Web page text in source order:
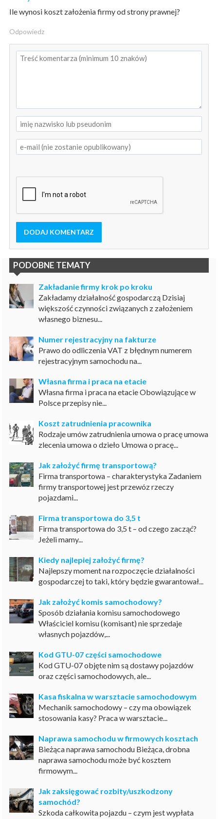
Ile wynosi koszt założenia firmy od strony prawnej?
Odpowiedz
DODAJ KOMENTARZ
PODOBNE TEMATY
Zakładanie firmy krok po kroku
Zakładamy działalność gospodarczą Dzisiaj
większość czynności związanych z założeniem
własnego biznesu...
Numer rejestracyjny na fakturze
Prawo do odliczenia VAT z błędnym numerem
rejestracyjnym samochodu na...
Własna firma i praca na etacie
Własna firma i praca na etacie Obowiązujące w
Polsce przepisy nie...
Koszt zatrudnienia pracownika
Rodzaje umów zatrudnienia umowa o pracę umowa
zlecenia umowa o dzieło Umowa o pracę...
Jak założyć firmę transportową?
Firma transportowa – charakterystyka Zadaniem
firmy transportowej jest przewóz rzeczy
pojazdami...
Firma transportowa do 3,5 t
Firma transportowa do 3,5 t – od czego zacząć?
Jeżeli mamy...
Kiedy najlepiej założyć firmę?
Najlepszy moment na rozpoczęcie działalności
gospodarczej to taki, który będzie gwarantował...
Jak założyć komis samochodowy?
Sposób działania komisu samochodowego
Właściciel komisu (komisant) nie sprzedaje
własnych pojazdów,...
Kod GTU-07 części samochodowe
Kod GTU-07 objęte nim są dostawy pojazdów
oraz części samochodowych, ale...
Kasa fiskalna w warsztacie samochodowym
Mechanik samochodowy – czy ma obowiązek
stosowania kasy? Praca w warsztacie...
Naprawa samochodu w firmowych kosztach
Bieżąca naprawa samochodu Bieżąca, drobna
naprawa samochodu może być kosztem
firmowym...
Jak zaksięgować rozbity/uszkodzony
samochód?
Szkoda całkowita pojazdu – czym jest wypłata